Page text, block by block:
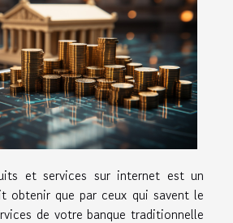
et services sur internet est un
obtenir que par ceux qui savent le
de votre banque traditionnelle